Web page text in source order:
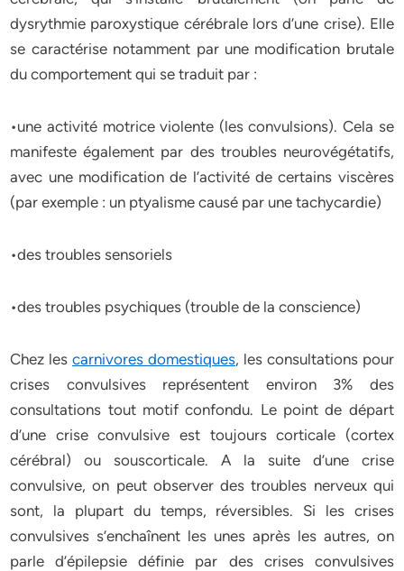
dysrythmie paroxystique cérébrale lors d’une crise). Elle
se caractérise notamment par une modification brutale
du comportement qui se traduit par :
•une activité motrice violente (les convulsions). Cela se
manifeste également par des troubles neurovégétatifs,
avec une modification de l’activité de certains viscères
(par exemple : un ptyalisme causé par une tachycardie)
•des troubles sensoriels
•des troubles psychiques (trouble de la conscience)
Chez lescarnivores domestiques, les consultations pour
crises convulsives représentent environ 3% des
consultations tout motif confondu. Le point de départ
d’une crise convulsive est toujours corticale (cortex
cérébral) ou souscorticale. A la suite d’une crise
convulsive, on peut observer des troubles nerveux qui
sont, la plupart du temps, réversibles. Si les crises
convulsives s’enchaînent les unes après les autres, on
parle d’épilepsie définie par des crises convulsives